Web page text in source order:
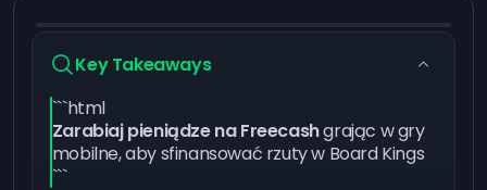
Key Takeaways
```html
Zarabiaj pieniądze na Freecashgrając w gry
mobilne, aby sfinansować rzuty w Board Kings
```